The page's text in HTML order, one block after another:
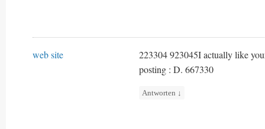
web site
223304 923045I actually like
posting : D. 667330
Antworten ↓